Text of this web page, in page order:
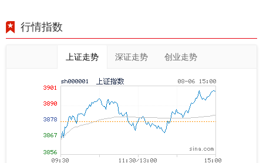
行情指数
上证走势 深证走势 创业走势